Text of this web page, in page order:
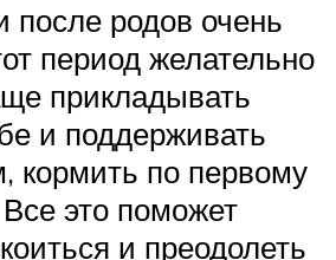
после родов очень
период желательно
прикладывать
и поддерживать
кормить по первому
это поможет
и преодолеть